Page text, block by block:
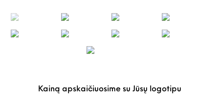
Kainą apskaičiuosime su Jūsų logotipu